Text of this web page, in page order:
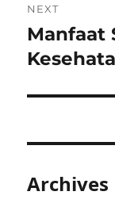
NEXT
Next
post:
Manfaat
Archives